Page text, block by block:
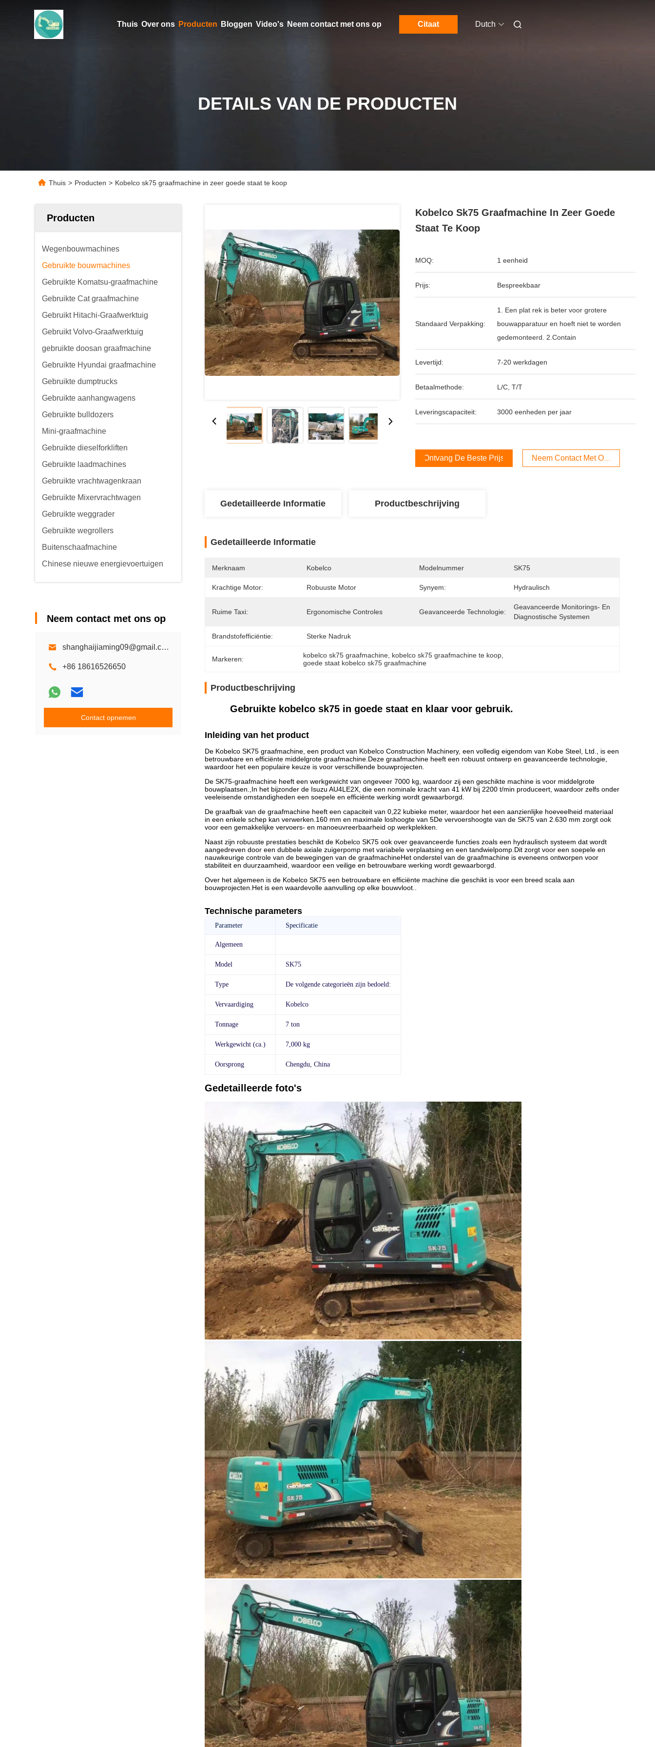
Thuis Over ons Producten Bloggen Video's Neem contact met ons op Citaat Dutch
DETAILS VAN DE PRODUCTEN
Thuis > Producten > Kobelco sk75 graafmachine in zeer goede staat te koop
Producten
Wegenbouwmachines
Gebruikte bouwmachines
Gebruikte Komatsu-graafmachine
Gebruikte Cat graafmachine
Gebruikt Hitachi-Graafwerktuig
Gebruikt Volvo-Graafwerktuig
gebruikte doosan graafmachine
Gebruikte Hyundai graafmachine
Gebruikte dumptrucks
Gebruikte aanhangwagens
Gebruikte bulldozers
Mini-graafmachine
Gebruikte dieselforkliften
Gebruikte laadmachines
Gebruikte vrachtwagenkraan
Gebruikte Mixervrachtwagen
Gebruikte weggrader
Gebruikte wegrollers
Buitenschaafmachine
Chinese nieuwe energievoertuigen
Neem contact met ons op
shanghaijiaming09@gmail.com
+86 18616526650
Contact opnemen
Kobelco Sk75 Graafmachine In Zeer Goede
Staat Te Koop
MOQ: 1 eenheid
Prijs: Bespreekbaar
Standaard Verpakking:
1. Een plat rek is beter voor grotere
bouwapparatuur en hoeft niet te worden
gedemonteerd. 2.Contain
Levertijd: 7-20 werkdagen
Betaalmethode: L/C, T/T
Leveringscapaciteit: 3000 eenheden per jaar
Ontvang De Beste Prijs Neem Contact Met Ons Op
Gedetailleerde Informatie Productbeschrijving
Gedetailleerde Informatie
Merknaam Kobelco Modelnummer SK75
Krachtige Motor: Robuuste Motor Synyem: Hydraulisch
Ruime Taxi: Ergonomische Controles Geavanceerde Technologie:
Geavanceerde Monitorings- En
Diagnostische Systemen
Brandstofefficiëntie: Sterke Nadruk
Markeren: kobelco sk75 graafmachine kobelco sk75 graafmachine te koop
goede staat kobelco sk75 graafmachine
Productbeschrijving
Gebruikte kobelco sk75 in goede staat en klaar voor gebruik.
Inleiding van het product
De Kobelco SK75 graafmachine, een product van Kobelco Construction Machinery, een volledig eigendom van Kobe Steel, Ltd., is een
betrouwbare en efficiënte middelgrote graafmachine.Deze graafmachine heeft een robuust ontwerp en geavanceerde technologie,
waardoor het een populaire keuze is voor verschillende bouwprojecten.
De SK75-graafmachine heeft een werkgewicht van ongeveer 7000 kg, waardoor zij een geschikte machine is voor middelgrote
bouwplaatsen.,In het bijzonder de Isuzu AU4LE2X, die een nominale kracht van 41 kW bij 2200 t/min produceert, waardoor zelfs onder
veeleisende omstandigheden een soepele en efficiënte werking wordt gewaarborgd.
De graafbak van de graafmachine heeft een capaciteit van 0,22 kubieke meter, waardoor het een aanzienlijke hoeveelheid materiaal
in een enkele schep kan verwerken.160 mm en maximale loshoogte van 5De vervoershoogte van de SK75 van 2.630 mm zorgt ook
voor een gemakkelijke vervoers- en manoeuvreerbaarheid op werkplekken.
Naast zijn robuuste prestaties beschikt de Kobelco SK75 ook over geavanceerde functies zoals een hydraulisch systeem dat wordt
aangedreven door een dubbele axiale zuigerpomp met variabele verplaatsing en een tandwielpomp.Dit zorgt voor een soepele en
nauwkeurige controle van de bewegingen van de graafmachineHet onderstel van de graafmachine is eveneens ontworpen voor
stabiliteit en duurzaamheid, waardoor een veilige en betrouwbare werking wordt gewaarborgd.
Over het algemeen is de Kobelco SK75 een betrouwbare en efficiënte machine die geschikt is voor een breed scala aan
bouwprojecten.Het is een waardevolle aanvulling op elke bouwvloot..
Technische parameters
Parameter Specificatie
Algemeen
Model SK75
Type De volgende categorieën zijn bedoeld:
Vervaardiging Kobelco
Tonnage 7 ton
Werkgewicht (ca.) 7,000 kg
Oorsprong Chengdu, China
Gedetailleerde foto's